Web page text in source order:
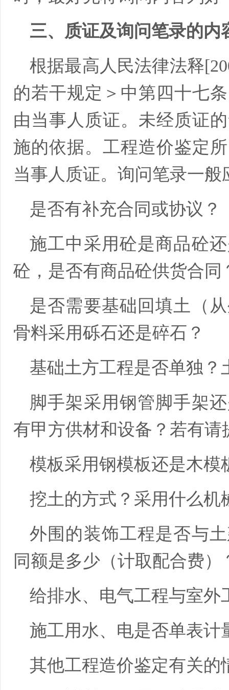
三、质证及询问笔录的内
根据最高人民法律法释
的若干规定＞中第四十七
由当事人质证。未经质证
施的依据。工程造价鉴定
当事人质证。询问笔录一
是否有补充合同或协议？
施工中采用砼是商品砼
砼，是否有商品砼供货合同
是否需要基础回填土（
骨料采用砾石还是碎石？
基础土方工程是否单独？
脚手架采用钢管脚手架
有甲方供材和设备？若有请
模板采用钢模板还是木模
挖土的方式？采用什么机
外围的装饰工程是否与
同额是多少（计取配合费）
给排水、电气工程与室外
施工用水、电是否单表计
其他工程造价鉴定有关的